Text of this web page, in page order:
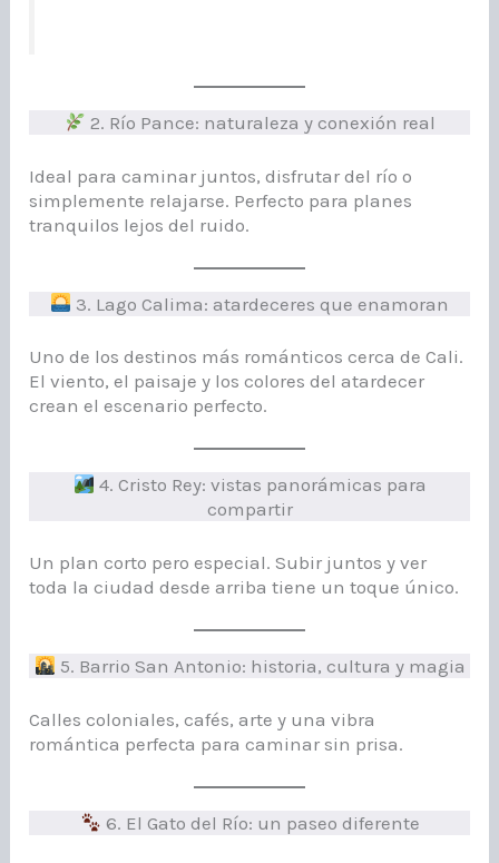
2. Río Pance: naturaleza y conexión real
Ideal para caminar juntos, disfrutar del río o
simplemente relajarse. Perfecto para planes
tranquilos lejos del ruido.
3. Lago Calima: atardeceres que enamoran
Uno de los destinos más románticos cerca de Cali.
El viento, el paisaje y los colores del atardecer
crean el escenario perfecto.
4. Cristo Rey: vistas panorámicas para
compartir
Un plan corto pero especial. Subir juntos y ver
toda la ciudad desde arriba tiene un toque único.
5. Barrio San Antonio: historia, cultura y magia
Calles coloniales, cafés, arte y una vibra
romántica perfecta para caminar sin prisa.
6. El Gato del Río: un paseo diferente